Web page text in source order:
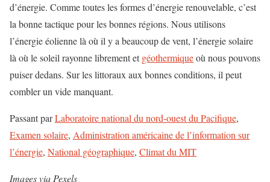
d’énergie. Comme toutes les formes d’énergie renouvelable, c’est
la bonne tactique pour les bonnes régions. Nous utilisons
l’énergie éolienne là où il y a beaucoup de vent, l’énergie solaire
là où le soleil rayonne librement etgéothermiqueoù nous pouvons
puiser dedans. Sur les littoraux aux bonnes conditions, il peut
combler un vide manquant.
Passant parLaboratoire national du nord-ouest du Pacifique,
Examen solaire, Administration américaine de l’information sur
l’énergie, National géographique, Climat du MIT
Images via Pexels